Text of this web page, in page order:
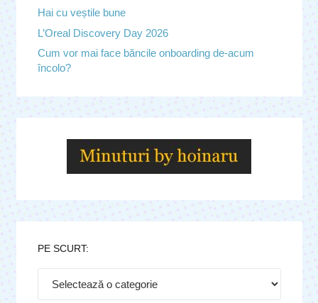
Hai cu veștile bune
L’Oreal Discovery Day 2026
Cum vor mai face băncile onboarding de-acum
încolo?
PE SCURT: